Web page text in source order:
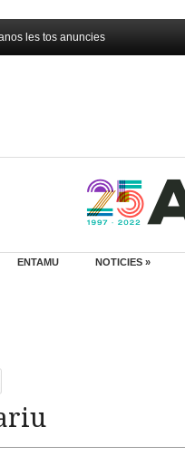
les tos anuncies
ENTAMU NOTICIES »